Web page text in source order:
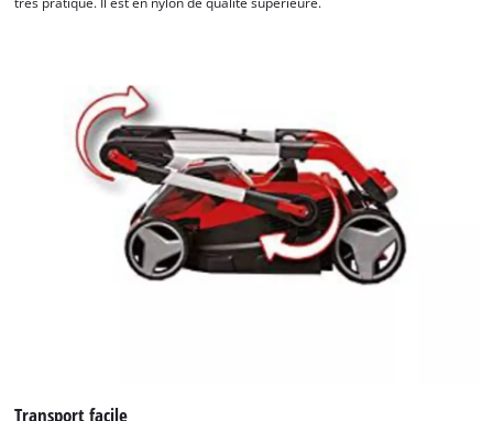
Transport facile